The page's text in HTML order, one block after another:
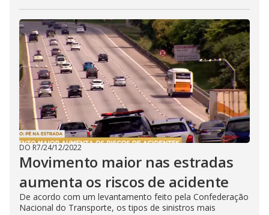
DO R7/24/12/2022
Movimento maior nas estradas
aumenta os riscos de acidente
De acordo com um levantamento feito pela Confederação
Nacional do Transporte, os tipos de sinistros mais